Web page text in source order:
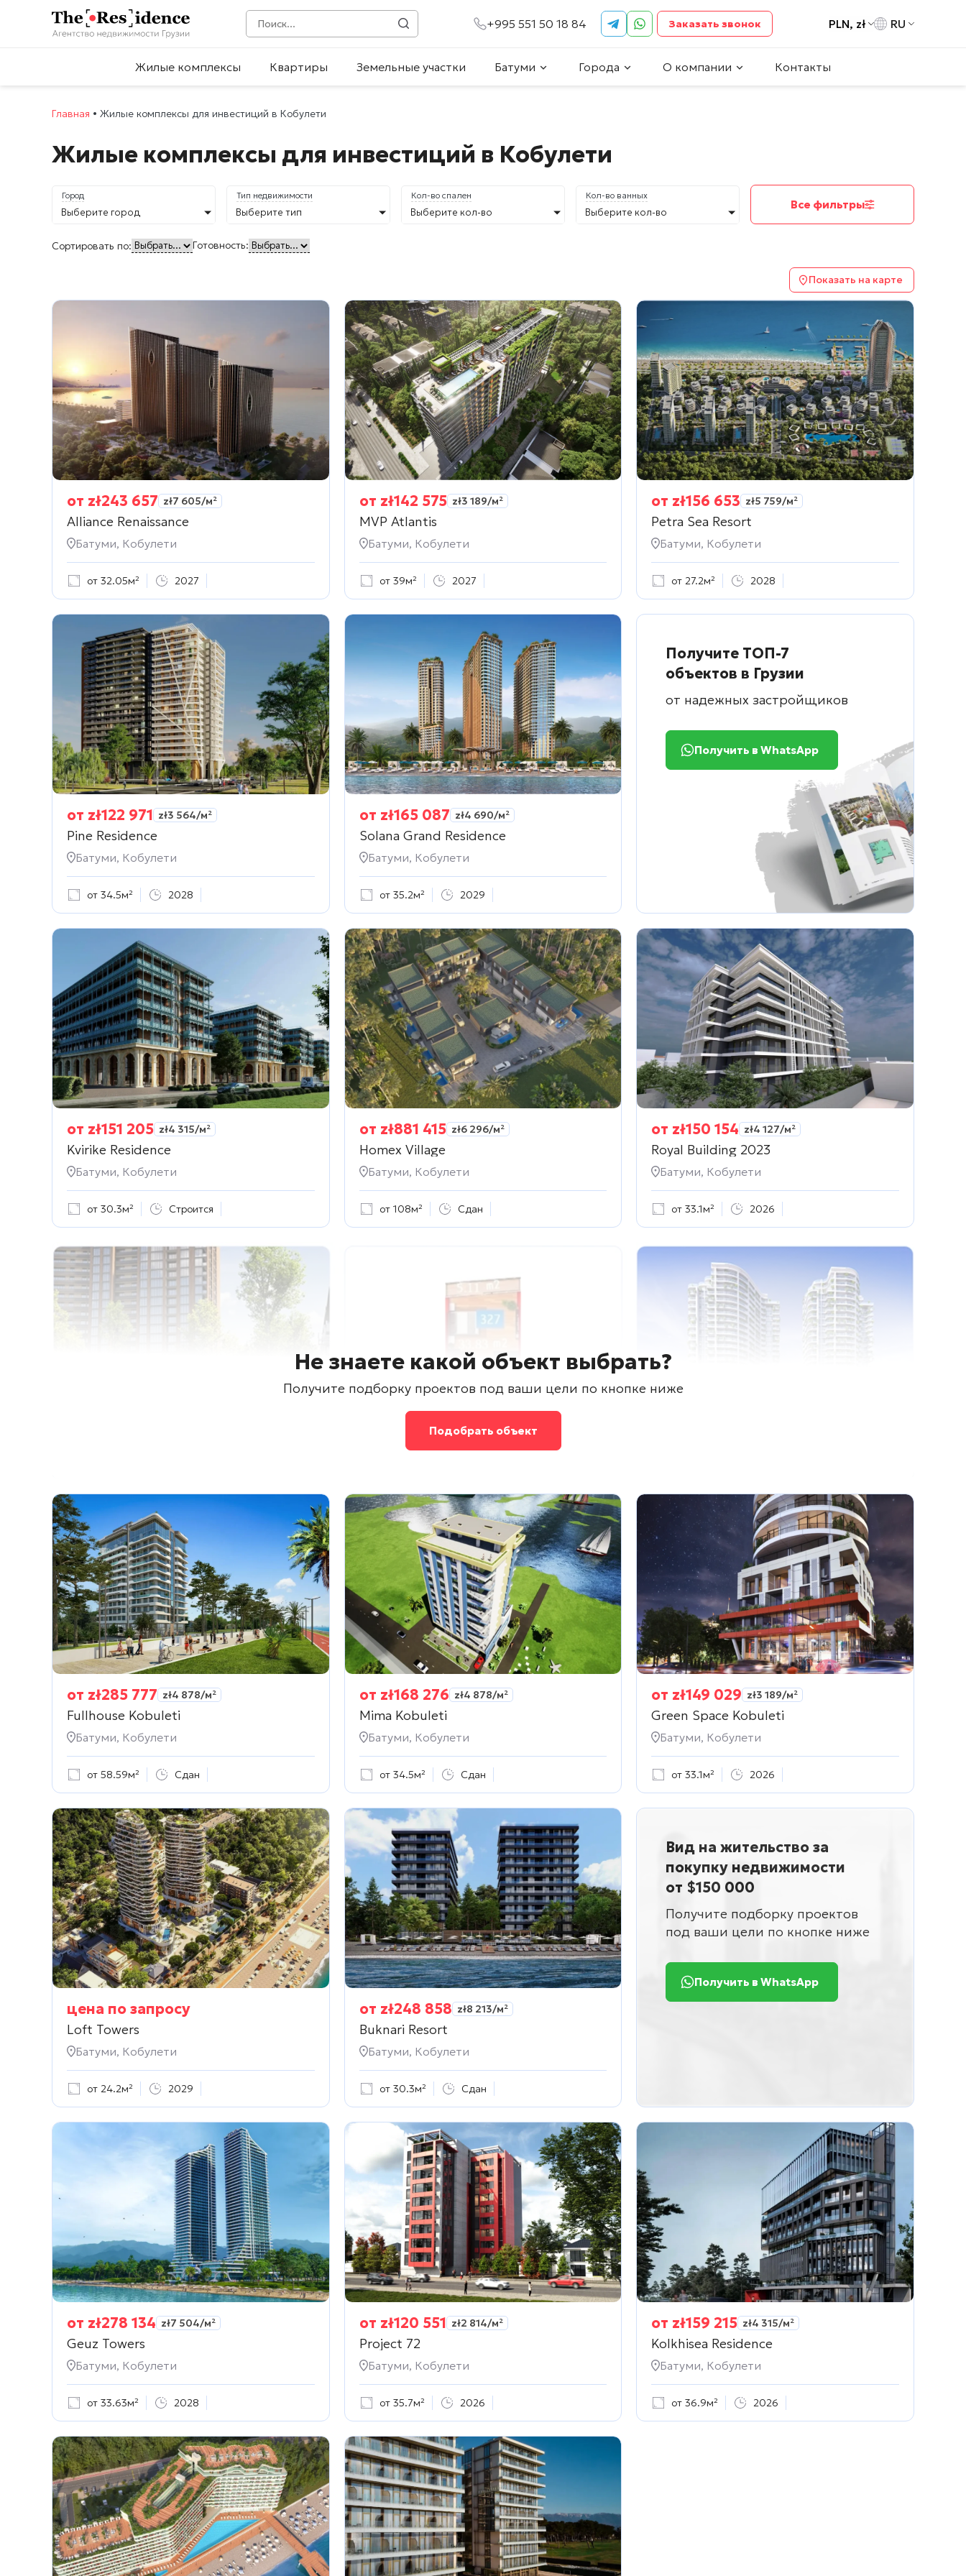
+995 551 50 18 84 Заказать звонок PLN, zł RU
Жилые комплексы Квартиры Земельные участки Батуми Города О компании Контакты
Главная • Жилые комплексы для инвестиций в Кобулети
Жилые комплексы для инвестиций в Кобулети
Город
Выберите город
Тип недвижимости
Выберите тип
Кол-во спален
Выберите кол-во
Кол-во ванных
Выберите кол-во
Все фильтры
Сортировать по: Готовность:
Показать на карте
от zł243 657 zł7 605/м²
Alliance Renaissance
Батуми, Кобулети
от 32.05м² 2027
от zł142 575 zł3 189/м²
MVP Atlantis
Батуми, Кобулети
от 39м² 2027
от zł156 653 zł5 759/м²
Petra Sea Resort
Батуми, Кобулети
от 27.2м² 2028
от zł122 971 zł3 564/м²
Pine Residence
Батуми, Кобулети
от 34.5м² 2028
от zł165 087 zł4 690/м²
Solana Grand Residence
Батуми, Кобулети
от 35.2м² 2029
Получите ТОП-7
объектов в Грузии
от надежных застройщиков
Получить в WhatsApp
от zł151 205 zł4 315/м²
Kvirike Residence
Батуми, Кобулети
от 30.3м² Строится
от zł881 415 zł6 296/м²
Homex Village
Батуми, Кобулети
от 108м² Сдан
от zł150 154 zł4 127/м²
Royal Building 2023
Батуми, Кобулети
от 33.1м² 2026
Не знаете какой объект выбрать?
Получите подборку проектов под ваши цели по кнопке ниже
Подобрать объект
от zł285 777 zł4 878/м²
Fullhouse Kobuleti
Батуми, Кобулети
от 58.59м² Сдан
от zł168 276 zł4 878/м²
Mima Kobuleti
Батуми, Кобулети
от 34.5м² Сдан
от zł149 029 zł3 189/м²
Green Space Kobuleti
Батуми, Кобулети
от 33.1м² 2026
цена по запросу
Loft Towers
Батуми, Кобулети
от 24.2м² 2029
от zł248 858 zł8 213/м²
Buknari Resort
Батуми, Кобулети
от 30.3м² Сдан
Вид на жительство за
покупку недвижимости
от $150 000
Получите подборку проектов
под ваши цели по кнопке ниже
Получить в WhatsApp
от zł278 134 zł7 504/м²
Geuz Towers
Батуми, Кобулети
от 33.63м² 2028
от zł120 551 zł2 814/м²
Project 72
Батуми, Кобулети
от 35.7м² 2026
от zł159 215 zł4 315/м²
Kolkhisea Residence
Батуми, Кобулети
от 36.9м² 2026